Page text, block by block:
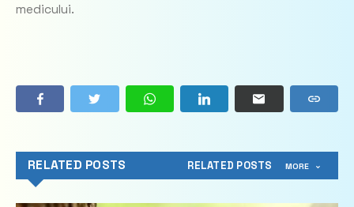
medicului.
RELATED POSTS RELATED POSTS MORE